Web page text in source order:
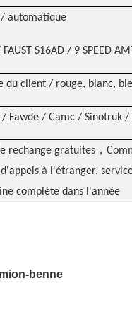
automatique
FAUST S16AD / 9 SPEED
du client / rouge, blanc,
/ Fawde / Camc / Sinotruk
rechange gratuites ，
à l'étranger,
complète dans l'année